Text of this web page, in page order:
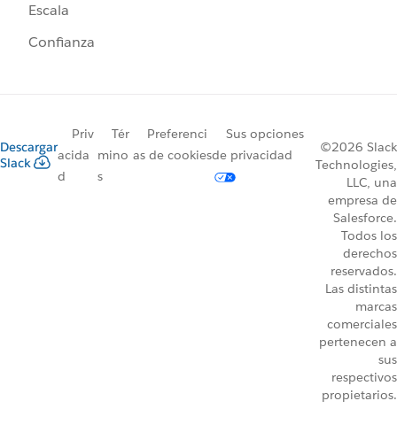
Escala
Confianza
Descargar
Slack
Priv
acida
d
Tér
mino
s
Preferenci
as de cookies
Sus opciones
de privacidad
©2026 Slack
Technologies,
LLC, una
empresa de
Salesforce.
Todos los
derechos
reservados.
Las distintas
marcas
comerciales
pertenecen a
sus
respectivos
propietarios.